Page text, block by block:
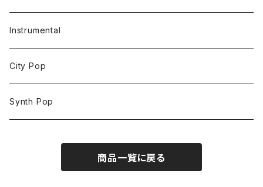
Instrumental
City Pop
Synth Pop
商品一覧に戻る